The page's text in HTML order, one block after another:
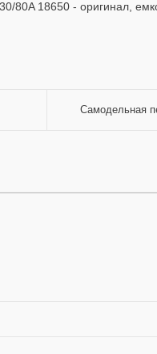
80A 18650 - оригинал,
Самодельная